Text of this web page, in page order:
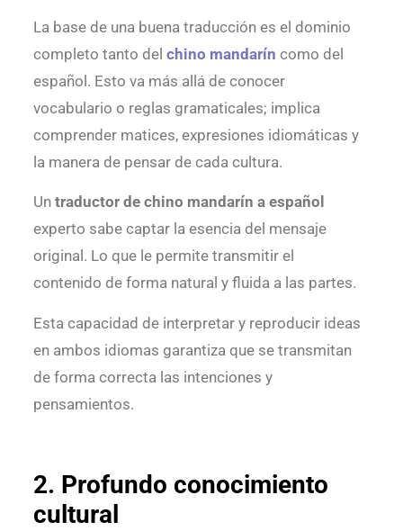
La base de una buena traducción es el dominio
completo tanto del chino mandarín como del
español. Esto va más allá de conocer
vocabulario o reglas gramaticales; implica
comprender matices, expresiones idiomáticas y
la manera de pensar de cada cultura.
Un traductor de chino mandarín a español
experto sabe captar la esencia del mensaje
original. Lo que le permite transmitir el
contenido de forma natural y fluida a las partes.
Esta capacidad de interpretar y reproducir ideas
en ambos idiomas garantiza que se transmitan
de forma correcta las intenciones y
pensamientos.
2. Profundo conocimiento
cultural